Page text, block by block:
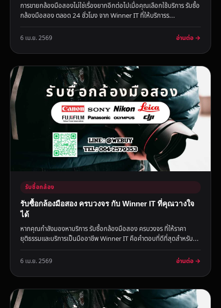
การขายกล้องมือสองไม่ใช่เรื่องยากอีกต่อไปเมื่อคุณเลือกใช้บริการ รับซื้อ
กล้องมือสอง ตลอด 24 ชั่วโมง จาก Winner IT ที่ให้บริการร...
6 เม.ย. 2569 อ่านต่อ →
รับซื้อกล้อง
รับซื้อกล้องมือสอง ครบวงจร กับ Winner IT ที่คุณวางใจ
ได้
หากคุณกำลังมองหาบริการ รับซื้อกล้องมือสอง ครบวงจร ที่ให้ราคา
ยุติธรรมและบริการเป็นมืออาชีพ Winner IT คือคำตอบที่ดีที่สุดสำหรับ...
6 เม.ย. 2569 อ่านต่อ →